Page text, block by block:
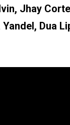
Jhay
Dua